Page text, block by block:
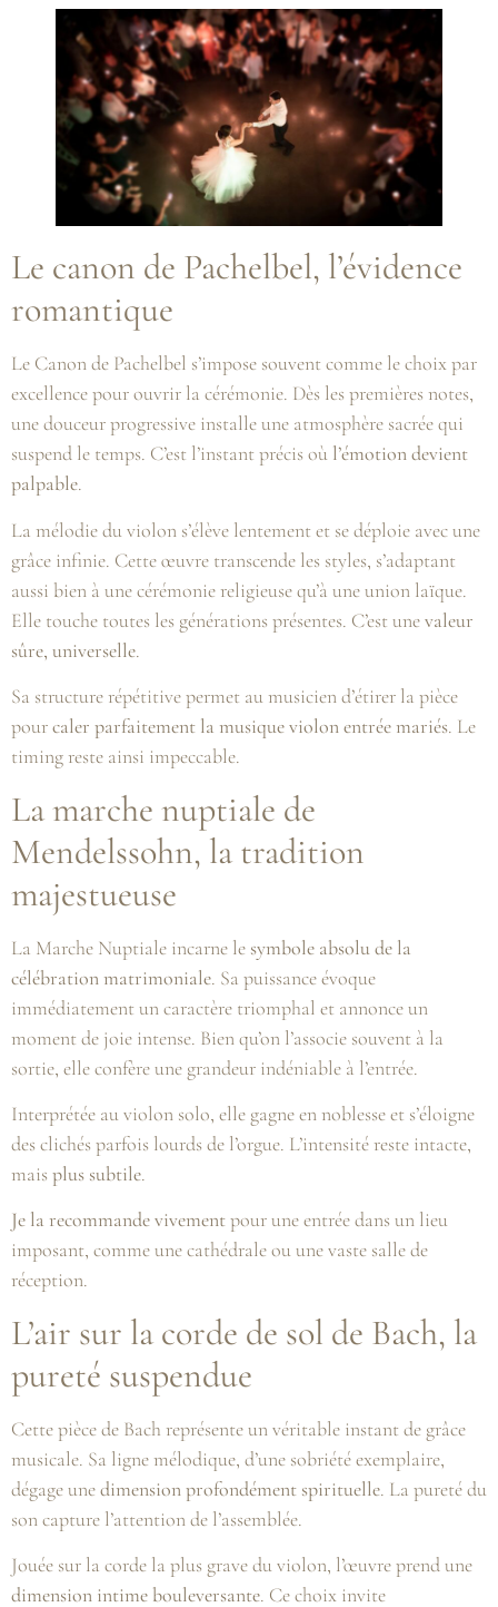
Le canon de Pachelbel, l’évidence
romantique
Le Canon de Pachelbel s’impose souvent comme le choix par
excellence pour ouvrir la cérémonie. Dès les premières notes,
une douceur progressive installe une atmosphère sacrée qui
suspend le temps. C’est l’instant précis où l’émotion devient
palpable.
La mélodie du violon s’élève lentement et se déploie avec une
grâce infinie. Cette œuvre transcende les styles, s’adaptant
aussi bien à une cérémonie religieuse qu’à une union laïque.
Elle touche toutes les générations présentes. C’est unevaleur
sûre, universelle.
Sa structure répétitive permet au musicien d’étirer la pièce
pourcaler parfaitement la musique violon entrée mariés. Le
timing reste ainsi impeccable.
La marche nuptiale de
Mendelssohn, la tradition
majestueuse
La Marche Nuptiale incarne le symbole absolu de la
célébration matrimoniale. Sa puissance évoque
immédiatement un caractère triomphal et annonce un
moment de joie intense. Bien qu’on l’associe souvent à la
sortie, elle confère une grandeur indéniable à l’entrée.
Interprétée au violon solo, elle gagne en noblesse et s’éloigne
des clichés parfois lourds de l’orgue. L’intensité reste intacte,
mais plus subtile.
Je la recommande vivementpour une entrée dans un lieu
imposant, comme une cathédrale ou une vaste salle de
réception.
L’air sur la corde de sol de Bach, la
pureté suspendue
Cette pièce de Bach représente un véritable instant de grâce
musicale. Sa ligne mélodique, d’une sobriété exemplaire,
dégage unedimension profondément spirituelle. La pureté du
son capture l’attention de l’assemblée.
Jouée sur la corde la plus grave du violon, l’œuvre prend une
dimension intime bouleversante. Ce choix invite